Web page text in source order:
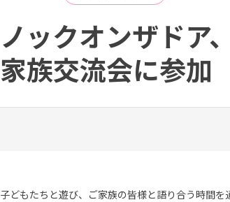
ノックオンザドア
家族交流会に参加
子どもたちと遊び、ご家族の皆様と語り合う時間